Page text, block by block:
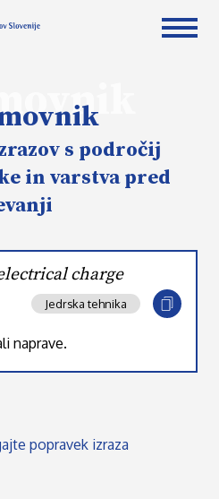
s področij
in varstva pred
charge
Jedrska tehnika
naprave.
popravek izraza